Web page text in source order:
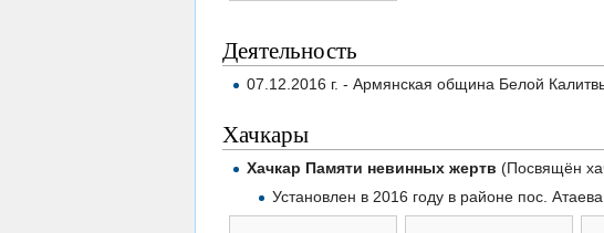
Деятельность
07.12.2016 г. - Армянская община Белой
Хачкары
Хачкар Памяти невинных жертв (Посвящён
Установлен в 2016 году в районе пос.